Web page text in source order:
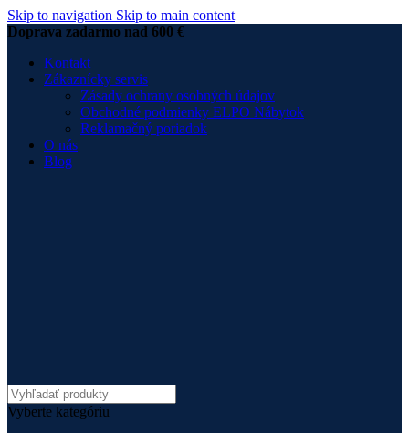
Skip to navigation Skip to main content
Doprava zadarmo nad 600 €
Kontakt
Zákaznícky servis
Zásady ochrany osobných údajov
Obchodné podmienky ELPO Nábytok
Reklamačný poriadok
O nás
Blog
Vyberte kategóriu